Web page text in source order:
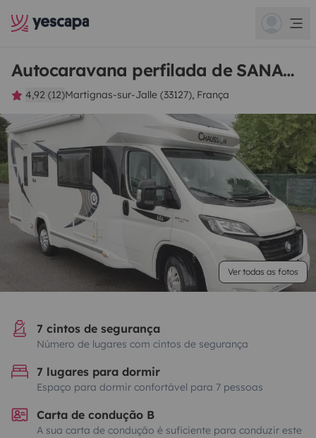
Autocaravana perfilada de SANACHIT
4,92 (12)Martignas-sur-Jalle (33127), França
Ver todas as fotos
7 cintos de segurança
Número de lugares com cintos de segurança
7 lugares para dormir
Espaço para dormir confortável para 7 pessoas
Carta de condução B
A sua carta de condução é suficiente para conduzir este